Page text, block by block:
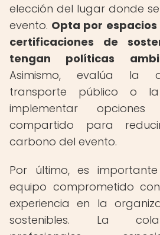
elección del lugar donde
evento. Opta por
certificaciones de
tengan políticas
Asimismo, evalúa la
transporte público o
implementar
compartido para
carbono del evento.
Por último, es
equipo comprometido
experiencia en la
sostenibles. La